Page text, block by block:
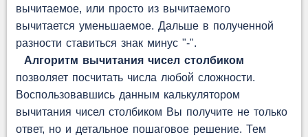
вычитаемое, или просто из вычитаемого
вычитается уменьшаемое. Дальше в полученной
разности ставиться знак минус "-".
Алгоритм вычитания чисел столбиком
позволяет посчитать числа любой сложности.
Воспользовавшись данным калькулятором
вычитания чисел столбиком Вы получите не только
ответ, но и детальное пошаговое решение. Тем